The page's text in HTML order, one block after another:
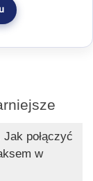
połączyć
w